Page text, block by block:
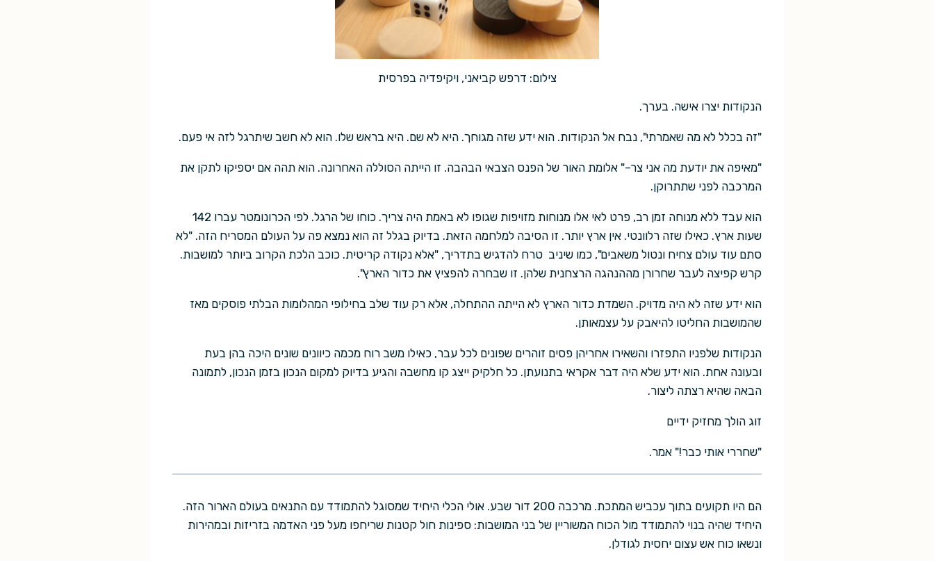
צילום: דרפש קביאני, ויקיפדיה בפרסית
הנקודות יצרו אישה. בערך.
"זה בכלל לא מה שאמרתי", נבח אל הנקודות. הוא ידע שזה מגוחך. היא לא שם. היא בראש שלו. הוא לא חשב שיתרגל לזה אי פעם.
"מאיפה את יודעת מה אני צר–" אלומת האור של הפנס הצבאי הבהבה. זו הייתה הסוללה האחרונה. הוא תהה אם יספיקו לתקן את
המרכבה לפני שתתרוקן.
הוא עבד ללא מנוחה זמן רב, פרט לאי אלו מנוחות מזויפות שגופו לא באמת היה צריך. כוחו של הרגל. לפי הכרונומטר עברו 142
שעות ארץ. כאילו שזה רלוונטי. אין ארץ יותר. זו הסיבה למלחמה הזאת. בדיוק בגלל זה הוא נמצא פה על העולם המסריח הזה. "לא
סתם עוד עולם צחיח ונטול משאבים", כמו שיניב טרח להדגיש בתדריך, "אלא נקודה קריטית. כוכב הלכת הקרוב ביותר למושבות.
קרש קפיצה לעבר שחרורן מההנהגה הרצחנית שלהן. זו שבחרה להפציץ את כדור הארץ".
הוא ידע שזה לא היה מדויק. השמדת כדור הארץ לא הייתה ההתחלה, אלא רק עוד שלב בחילופי המהלומות הבלתי פוסקים מאז
שהמושבות החליטו להיאבק על עצמאותן.
הנקודות שלפניו התפזרו והשאירו אחריהן פסים זוהרים שפונים לכל עבר, כאילו משב רוח מכמה כיוונים שונים היכה בהן בעת
ובעונה אחת. הוא ידע שלא היה דבר אקראי בתנועתן. כל חלקיק ייצג קו מחשבה והגיע בדיוק למקום הנכון בזמן הנכון, לתמונה
הבאה שהיא רצתה ליצור.
זוג הולך מחזיק ידיים
"שחררי אותי כבר!" אמר.
הם היו תקועים בתוך עכביש המתכת. מרכבה 200 דור שבע. אולי הכלי היחיד שמסוגל להתמודד עם התנאים בעולם הארור הזה.
היחיד שהיה בנוי להתמודד מול הכוח המשוריין של בני המושבות: ספינות חול קטנות שריחפו מעל פני האדמה בזריזות ובמהירות
ונשאו כוח אש עצום יחסית לגודלן.